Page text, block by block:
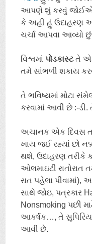
આપણે શું કરવું જોઈએ
કે અહીં હું ઉદાહરણ
ચર્ચા આપવા આવ્યો
વિશ્વમાંપોડકાસ્ટતે
તમે સાંભળી શકાય
તે ભવિષ્યમાં મોટા
કરવામાં આવી છે :-
અચાનક એક દિવસ
ખાય જઈ રહ્યાં છો
થશે, ઉદાહરણ તરીકે
ઓલમાઇટી રાતોરાત
રાત પહેલા પીવામાં),
સાથે જોઇ, પત્રકાર
Nonsmoking પછી
આકર્ષક…, તે સુપિરિયર
આવી છે.